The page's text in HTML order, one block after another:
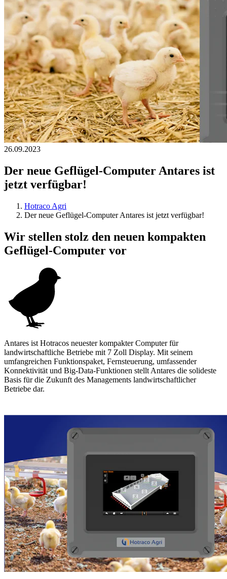
26.09.2023
Der neue Geflügel-Computer Antares ist
jetzt verfügbar!
Hotraco Agri
Der neue Geflügel-Computer Antares ist jetzt verfügbar!
Wir stellen stolz den neuen kompakten
Geflügel-Computer vor
Antares ist Hotracos neuester kompakter Computer für
landwirtschaftliche Betriebe mit 7 Zoll Display. Mit seinem
umfangreichen Funktionspaket, Fernsteuerung, umfassender
Konnektivität und Big-Data-Funktionen stellt Antares die solideste
Basis für die Zukunft des Managements landwirtschaftlicher
Betriebe dar.